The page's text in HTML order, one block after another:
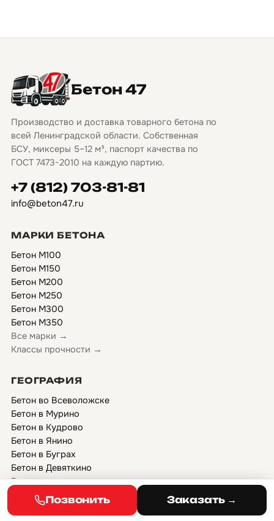
Бетон 47
Производство и доставка товарного бетона по
всей Ленинградской области. Собственная
БСУ, миксеры 5–12 м³, паспорт качества по
ГОСТ 7473-2010 на каждую партию.
+7 (812) 703-81-81
info@beton47.ru
МАРКИ БЕТОНА
Бетон М100
Бетон М150
Бетон М200
Бетон М250
Бетон М300
Бетон М350
Все марки →
Классы прочности →
ГЕОГРАФИЯ
Бетон во Всеволожске
Бетон в Мурино
Бетон в Кудрово
Бетон в Янино
Бетон в Буграх
Бетон в Девяткино
Все города →
УСЛУГИ
Позвонить Заказать →